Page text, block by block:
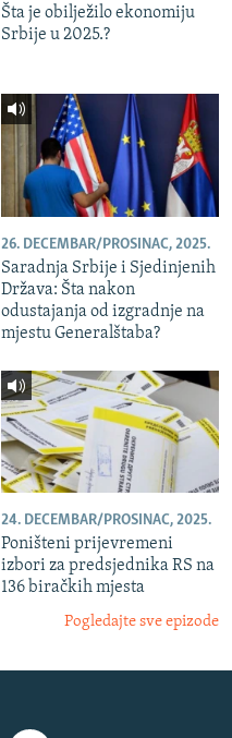
Šta je obilježilo ekonomiju
Srbije u 2025.?
26. DECEMBAR/PROSINAC, 2025.
Saradnja Srbije i Sjedinjenih
Država: Šta nakon
odustajanja od izgradnje na
mjestu Generalštaba?
24. DECEMBAR/PROSINAC, 2025.
Poništeni prijevremeni
izbori za predsjednika RS na
136 biračkih mjesta
Pogledajte sve epizode